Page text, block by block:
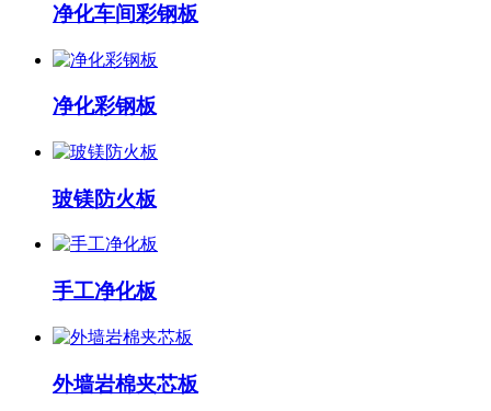
净化车间彩钢板
净化彩钢板
玻镁防火板
手工净化板
外墙岩棉夹芯板